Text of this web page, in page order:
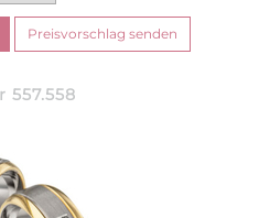
557.558